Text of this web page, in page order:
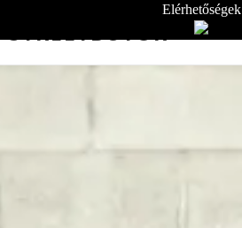
STREETBÚTOR
Elérhetőségek